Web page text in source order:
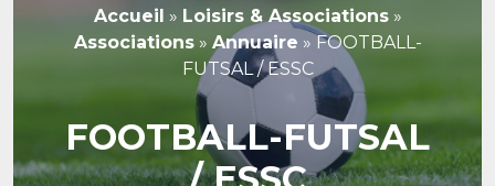
Accueil » Loisirs & Associations»
Associations» Annuaire » FOOTBALL-
FUTSAL / ESSC
FOOTBALL-FUTSAL